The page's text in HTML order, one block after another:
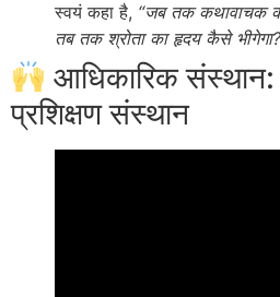
स्वयं कहा है, “जब तक कथावाचक
तब तक श्रोता का हृदय कैसे
आधिकारिक संस्थान:
प्रशिक्षण संस्थान